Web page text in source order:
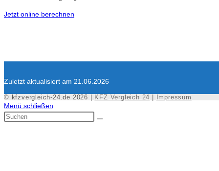
Jetzt online berechnen
Zuletzt aktualisiert am 21.06.2026
© kfzvergleich-24.de 2026 | KFZ Vergleich 24 Impressum
Menü schließen